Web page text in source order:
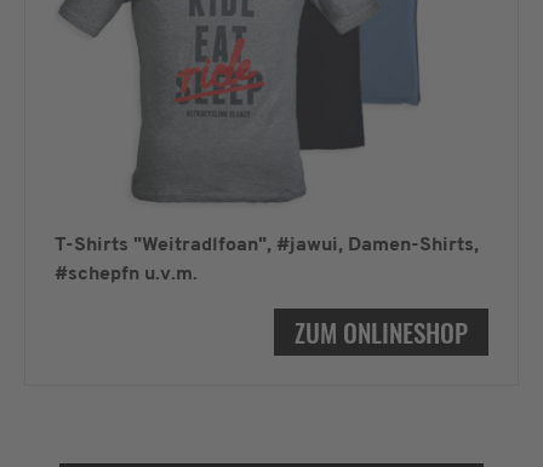
T-Shirts "Weitradlfoan", #jawui, Damen-Shirts,
#schepfn u.v.m.
ZUM ONLINESHOP